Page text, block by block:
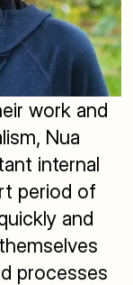
work and
Nua
internal
period of
and
processes